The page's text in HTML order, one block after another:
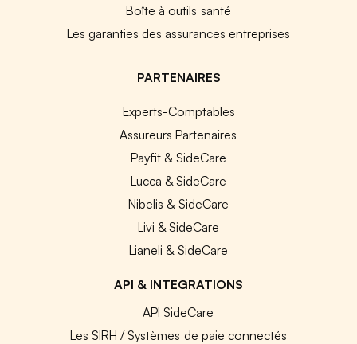
Boîte à outils santé
Les garanties des assurances entreprises
PARTENAIRES
Experts-Comptables
Assureurs Partenaires
Payfit & SideCare
Lucca & SideCare
Nibelis & SideCare
Livi & SideCare
Lianeli & SideCare
API & INTEGRATIONS
API SideCare
Les SIRH / Systèmes de paie connectés